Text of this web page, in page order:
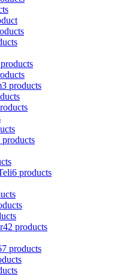
3 products
products
6 products
42 products
products